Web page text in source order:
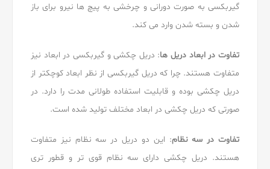
گیربکسی به صورت دورانی و چرخشی به پیچ ها نیرو برای باز
شدن و بسته شدن وارد می کند.
تفاوت در ابعاد دریل ها: دریل چکشی و گیربکسی در ابعاد نیز
متفاوت هستند. چرا که دریل گیربکسی از نظر ابعاد کوچکتر از
دریل چکشی بوده و قابلیت استفاده طولانی مدت را دارد. در
صورتی که دریل چکشی در ابعاد مختلف تولید شده است.
تفاوت در سه نظام: این دو دریل در سه نظام نیز متفاوت
هستند. دریل چکشی دارای سه نظام قوی تر و قطور تری